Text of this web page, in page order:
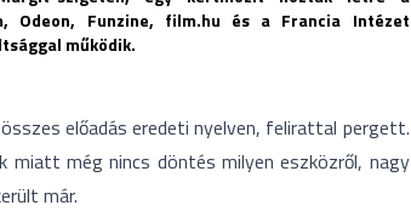
Odeon, Funzine, film.hu és a Francia Intézet
működik.
előadás eredeti nyelven, felirattal pergett.
még nincs döntés milyen eszközről, nagy
már.